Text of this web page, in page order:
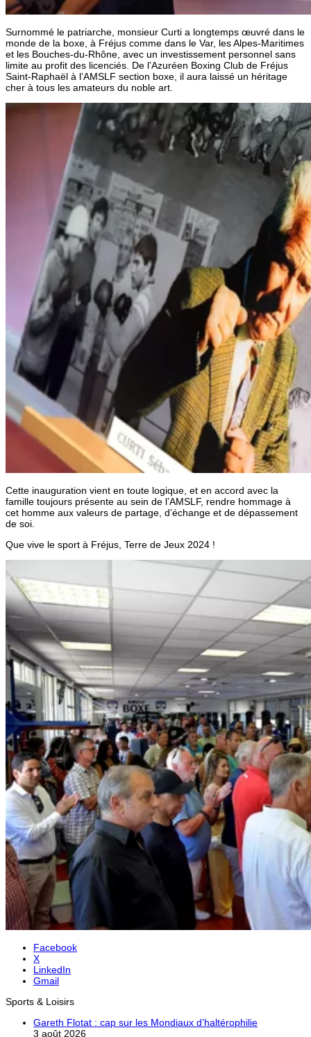
Surnommé le patriarche, monsieur Curti a longtemps œuvré dans le
monde de la boxe, à Fréjus comme dans le Var, les Alpes-Maritimes
et les Bouches-du-Rhône, avec un investissement personnel sans
limite au profit des licenciés. De l’Azuréen Boxing Club de Fréjus
Saint-Raphaël à l’AMSLF section boxe, il aura laissé un héritage
cher à tous les amateurs du noble art.
Cette inauguration vient en toute logique, et en accord avec la
famille toujours présente au sein de l’AMSLF, rendre hommage à
cet homme aux valeurs de partage, d’échange et de dépassement
de soi.
Que vive le sport à Fréjus, Terre de Jeux 2024 !
Facebook
X
LinkedIn
Gmail
Sports & Loisirs
Gareth Flotat : cap sur les Mondiaux d’haltérophilie
3 août 2026